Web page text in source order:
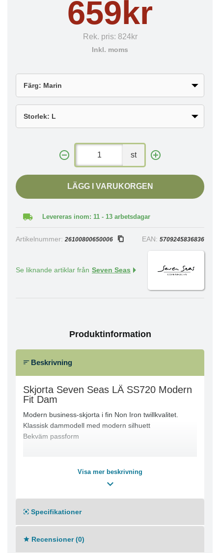
659kr
Rek. pris: 824kr
Inkl. moms
st
LÄGG I VARUKORGEN
Levereras inom: 11 - 13 arbetsdagar
Artikelnummer: 26100800650006 EAN: 5709245836836
Se liknande artiklar från Seven Seas
Produktinformation
Beskrivning
Skjorta Seven Seas LÄ SS720 Modern
Fit Dam
Modern business-skjorta i fin Non Iron twillkvalitet.
Klassisk dammodell med modern silhuett
Bekväm passform
Visa mer beskrivning
Specifikationer
Recensioner (0)